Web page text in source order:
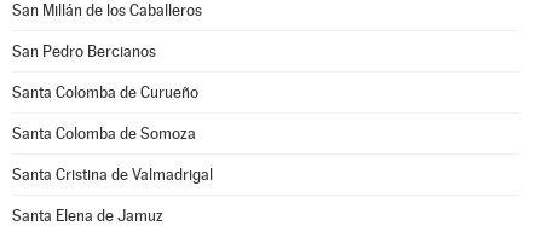
San Millán de los Caballeros
San Pedro Bercianos
Santa Colomba de Curueño
Santa Colomba de Somoza
Santa Cristina de Valmadrigal
Santa Elena de Jamuz